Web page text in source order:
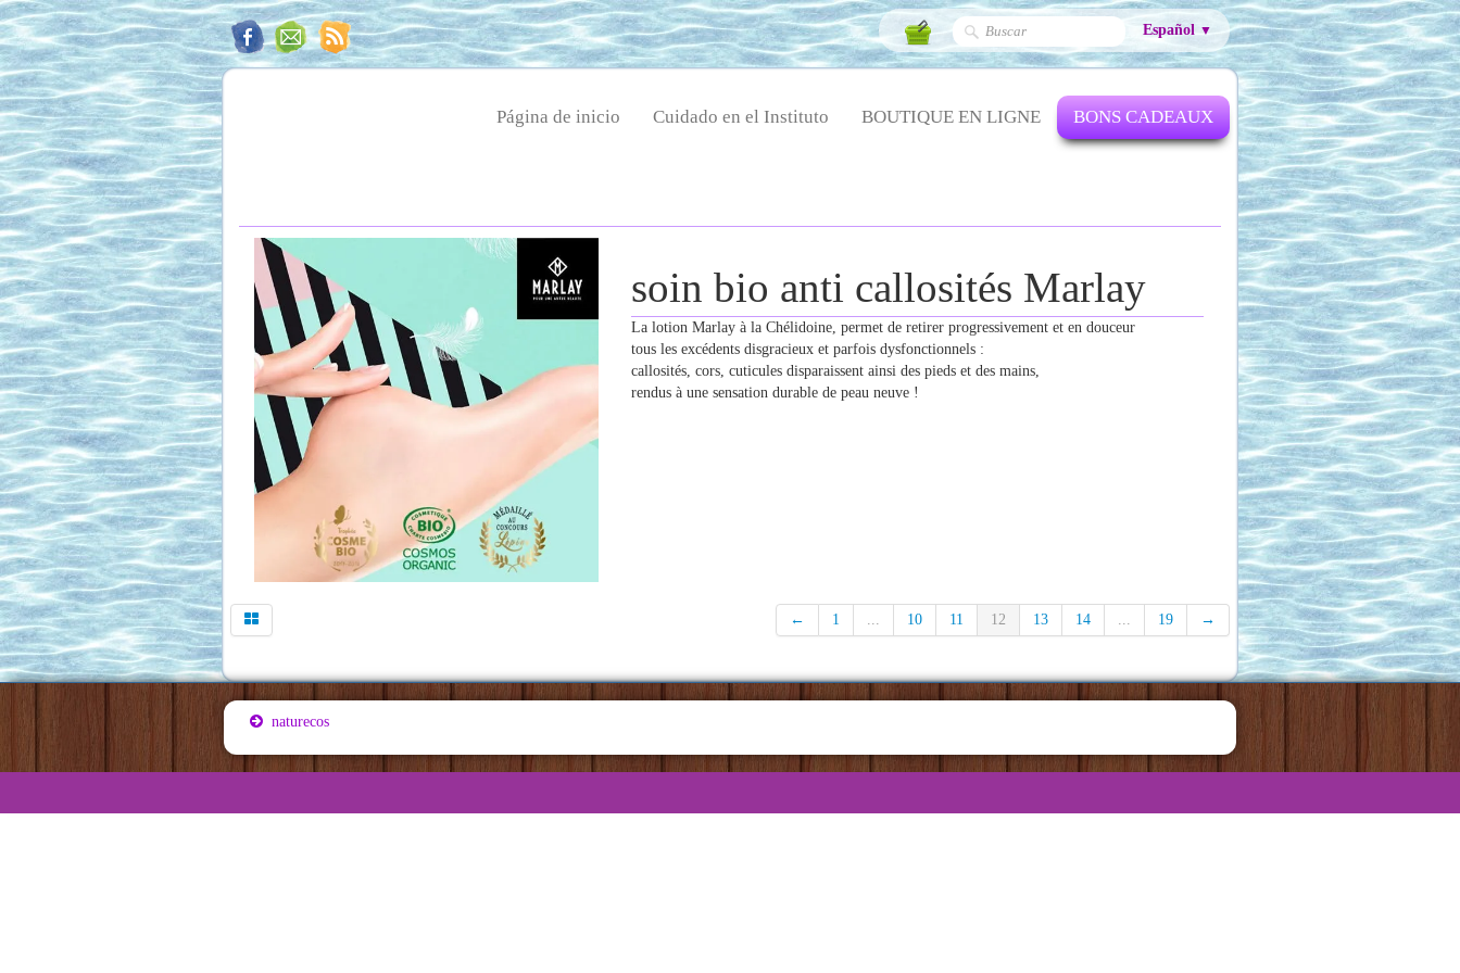
Español ▼
Página de inicio Cuidado en el Instituto BOUTIQUE EN LIGNE BONS CADEAUX
soin bio anti callosités Marlay
La lotion Marlay à la Chélidoine, permet de retirer progressivement et en douceur
tous les excédents disgracieux et parfois dysfonctionnels :
callosités, cors, cuticules disparaissent ainsi des pieds et des mains,
rendus à une sensation durable de peau neuve !
← 1 10 11 12 13 14 19 →
naturecos